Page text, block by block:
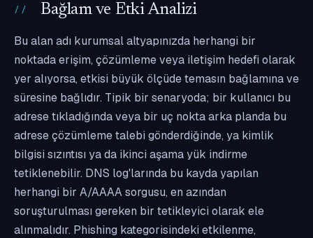
Bağlam ve Etki Analizi
Bu alan adı kurumsal altyapınızda herhangi bir
noktada erişim, çözümleme veya iletişim hedefi olarak
yer alıyorsa, etkisi büyük ölçüde temasın bağlamına ve
süresine bağlıdır. Tipik bir senaryoda; bir kullanıcı bu
adrese tıkladığında veya bir uç nokta arka planda bu
adrese çözümleme talebi gönderdiğinde, ya kimlik
bilgisi sızıntısı ya da ikinci aşama yük indirme
tetiklenebilir. DNS log'larında bu kayda yapılan
herhangi bir A/AAAA sorgusu, en azından
soruşturulması gereken bir tetikleyici olarak ele
alınmalıdır. Phishing kategorisindeki etkilenme,